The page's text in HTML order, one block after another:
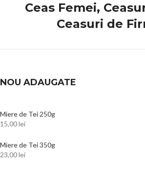
Ceas Femei,
Ceasuri de
NOU ADAUGATE
Miere de Tei 250g
15,00lei
Miere de Tei 350g
23,00lei